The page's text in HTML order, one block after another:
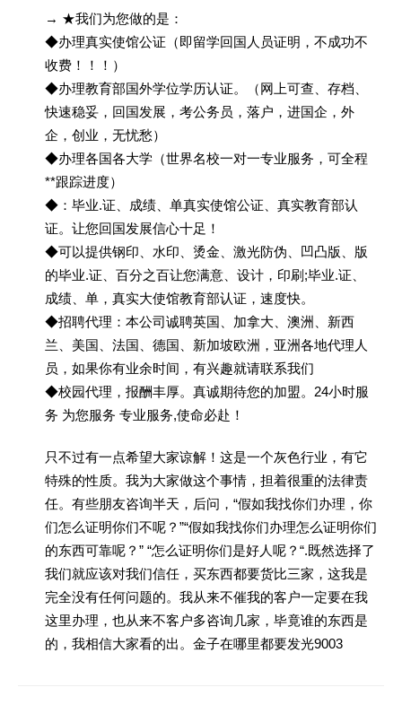
→ ★我们为您做的是：
◆办理真实使馆公证（即留学回国人员证明，不成功不
收费！！！）
◆办理教育部国外学位学历认证。（网上可查、存档、
快速稳妥，回国发展，考公务员，落户，进国企，外
企，创业，无忧愁）
◆办理各国各大学（世界名校一对一专业服务，可全程
**跟踪进度）
◆：毕业.证、成绩、单真实使馆公证、真实教育部认
证。让您回国发展信心十足！
◆可以提供钢印、水印、烫金、激光防伪、凹凸版、版
的毕业.证、百分之百让您满意、设计，印刷;毕业.证、
成绩、单，真实大使馆教育部认证，速度快。
◆招聘代理：本公司诚聘英国、加拿大、澳洲、新西
兰、美国、法国、德国、新加坡欧洲，亚洲各地代理人
员，如果你有业余时间，有兴趣就请联系我们
◆校园代理，报酬丰厚。真诚期待您的加盟。24小时服
务 为您服务 专业服务,使命必赴！
只不过有一点希望大家谅解！这是一个灰色行业，有它
特殊的性质。我为大家做这个事情，担着很重的法律责
任。有些朋友咨询半天，后问，“假如我找你们办理，你
们怎么证明你们不呢？”“假如我找你们办理怎么证明你们
的东西可靠呢？” “怎么证明你们是好人呢？“.既然选择了
我们就应该对我们信任，买东西都要货比三家，这我是
完全没有任何问题的。我从来不催我的客户一定要在我
这里办理，也从来不客户多咨询几家，毕竟谁的东西是
的，我相信大家看的出。金子在哪里都要发光9003